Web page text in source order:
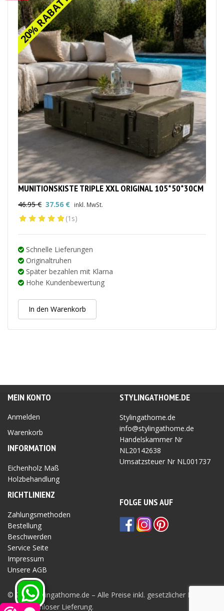
20% RABATT
20% RABATT
MUNITIONSKISTE TRIPLE XXL ORIGINAL 105*50*30CM
46.95€
Ursprünglicher
Preis
war:
37.56 €
Aktueller
Preis
ist:
inkl. MwSt.
(1s)
Schnelle Lieferungen
Originaltruhen
Später bezahlen mit Klarna
Hohe Kundenbewertung
In den Warenkorb
MEIN KONTO
Anmelden
Warenkorb
INFORMATION
Eichenholz Maß
Holzbehandlung
RICHTLINIENZ
Zahlungsmethoden
Bestellung
Beschwerden
Service Seite
Impressum
Unsere AGB
Privatsphäre Seite
STYLINGATHOME.DE
Stylingathome.de
info@stylingathome.de
Handelskammer Nr
NL20142638
Umsatzsteuer Nr NL001737
FOLGE UNS AUF
© 2026 Stylingathome.de – Alle Preise inkl. gesetzlicher MwSt.
und kostenloser Lieferung.